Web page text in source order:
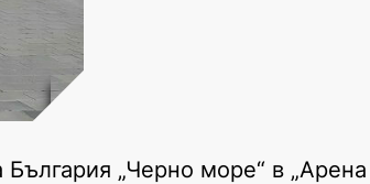
„Черно море“ в „Арена